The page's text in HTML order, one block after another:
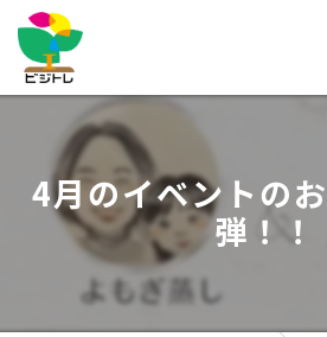
4月のイベントの
弾！！